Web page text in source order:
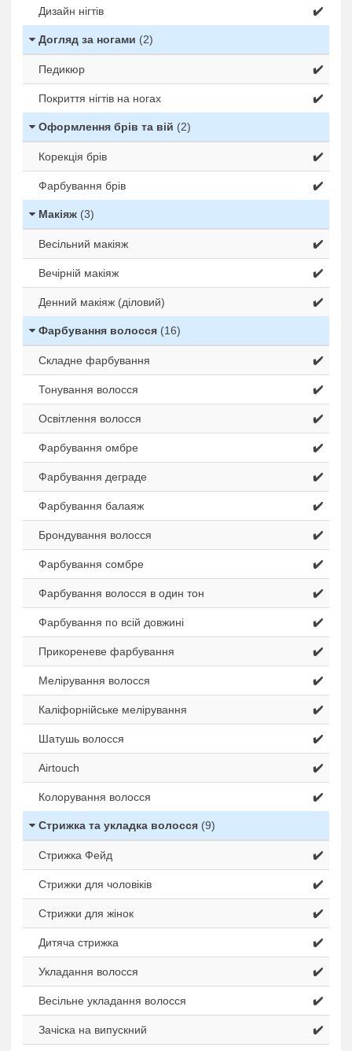
Дизайн нігтів ✔️
Догляд за ногами (2)
Педикюр ✔️
Покриття нігтів на ногах ✔️
Оформлення брів та вій (2)
Корекція брів ✔️
Фарбування брів ✔️
Макіяж (3)
Весільний макіяж ✔️
Вечірній макіяж ✔️
Денний макіяж (діловий) ✔️
Фарбування волосся (16)
Складне фарбування ✔️
Тонування волосся ✔️
Освітлення волосся ✔️
Фарбування омбре ✔️
Фарбування деграде ✔️
Фарбування балаяж ✔️
Брондування волосся ✔️
Фарбування сомбре ✔️
Фарбування волосся в один тон ✔️
Фарбування по всій довжині ✔️
Прикореневе фарбування ✔️
Мелірування волосся ✔️
Каліфорнійське мелірування ✔️
Шатушь волосся ✔️
Airtouch ✔️
Колорування волосся ✔️
Стрижка та укладка волосся (9)
Стрижка Фейд ✔️
Стрижки для чоловіків ✔️
Стрижки для жінок ✔️
Дитяча стрижка ✔️
Укладання волосся ✔️
Весільне укладання волосся ✔️
Зачіска на випускний ✔️